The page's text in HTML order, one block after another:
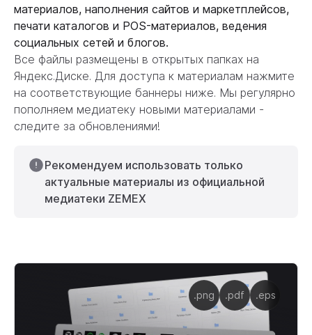
материалов, наполнения сайтов и маркетплейсов,
печати каталогов и POS-материалов, ведения
социальных сетей и блогов.
Все файлы размещены в открытых папках на
Яндекс.Диске. Для доступа к материалам нажмите
на соответствующие баннеры ниже. Мы регулярно
пополняем медиатеку новыми материалами -
следите за обновлениями!
Рекомендуем использовать только
актуальные материалы из официальной
медиатеки ZEMEX
.png .pdf .eps